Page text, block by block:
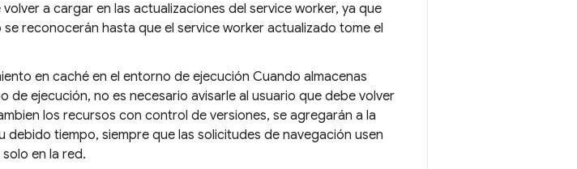
a cargar en las actualizaciones del service worker, ya que
reconocerán hasta que el service worker actualizado tome el
en caché en el entorno de ejecución Cuando almacenas
de ejecución, no es necesario avisarle al usuario que debe volver
los recursos con control de versiones, se agregarán a la
debido tiempo, siempre que las solicitudes de navegación usen
en la red.